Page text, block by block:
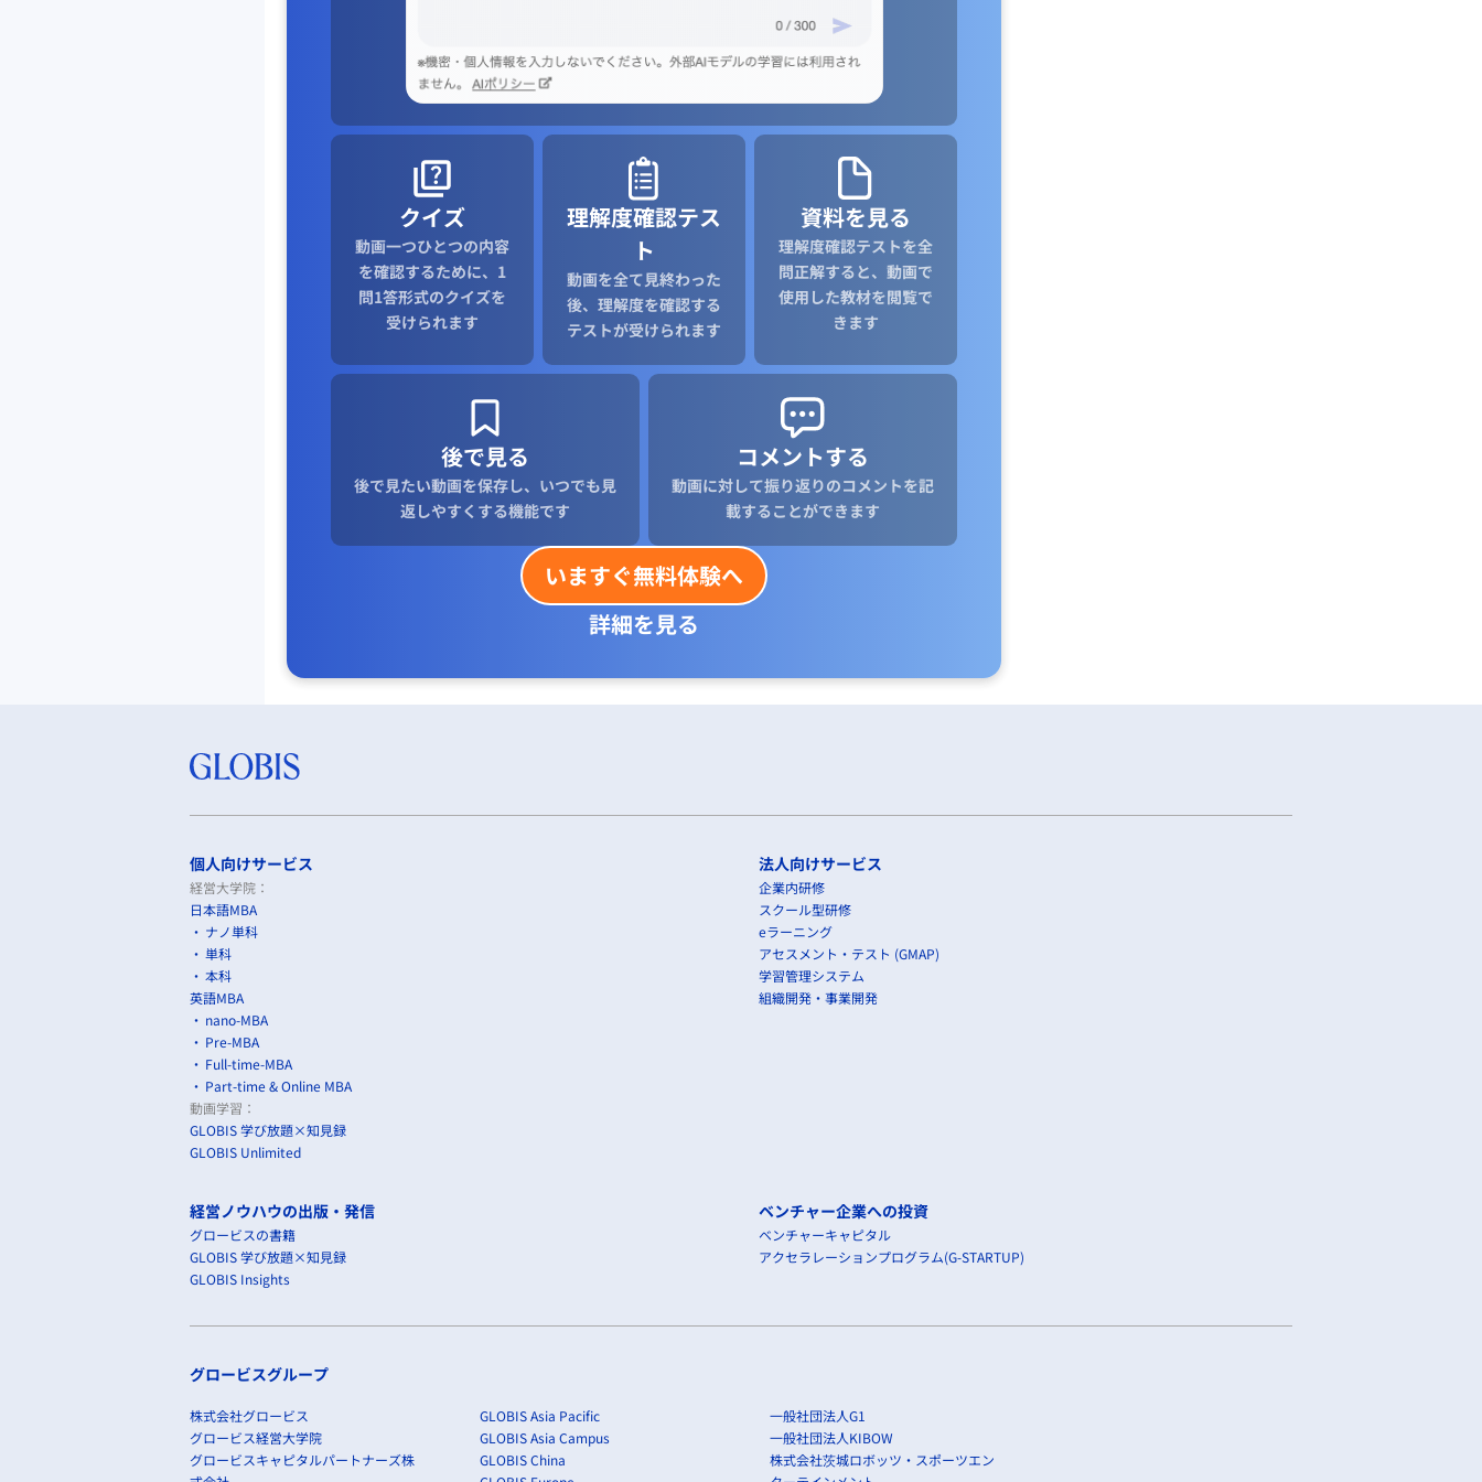
クイズ
動画一つひとつの内容
を確認するために、1
問1答形式のクイズを
受けられます
理解度確認テス
ト
動画を全て見終わった
後、理解度を確認する
テストが受けられます
資料を見る
理解度確認テストを全
問正解すると、動画で
使用した教材を閲覧で
きます
後で見る
後で見たい動画を保存し、いつでも見
返しやすくする機能です
コメントする
動画に対して振り返りのコメントを記
載することができます
いますぐ無料体験へ
詳細を見る
個人向けサービス
経営大学院：
日本語MBA
ナノ単科
単科
本科
英語MBA
nano-MBA
Pre-MBA
Full-time-MBA
Part-time & Online MBA
動画学習：
GLOBIS 学び放題×知見録
GLOBIS Unlimited
法人向けサービス
企業内研修
スクール型研修
eラーニング
アセスメント・テスト (GMAP)
学習管理システム
組織開発・事業開発
経営ノウハウの出版・発信
グロービスの書籍
GLOBIS 学び放題×知見録
GLOBIS Insights
ベンチャー企業への投資
ベンチャーキャピタル
アクセラレーションプログラム(G-STARTUP)
グロービスグループ
株式会社グロービス
グロービス経営大学院
グロービスキャピタルパートナーズ株
GLOBIS Asia Pacific
GLOBIS Asia Campus
GLOBIS China
一般社団法人G1
一般社団法人KIBOW
株式会社茨城ロボッツ・スポーツエン